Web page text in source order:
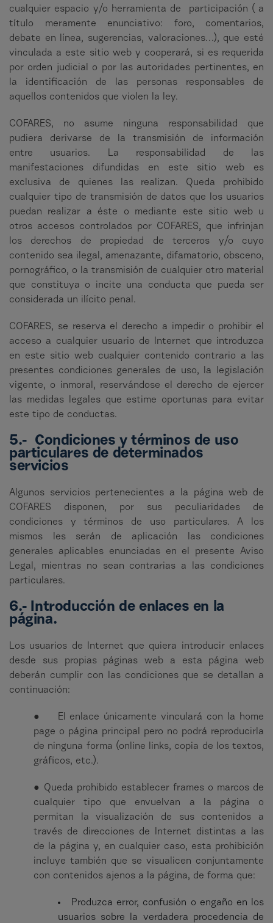
cualquier espacio y/o herramienta de participación ( a
título meramente enunciativo: foro, comentarios,
debate en línea, sugerencias, valoraciones…), que esté
vinculada a este sitio web y cooperará, si es requerida
por orden judicial o por las autoridades pertinentes, en
la identificación de las personas responsables de
aquellos contenidos que violen la ley.
COFARES, no asume ninguna responsabilidad que
pudiera derivarse de la transmisión de información
entre usuarios. La responsabilidad de las
manifestaciones difundidas en este sitio web es
exclusiva de quienes las realizan. Queda prohibido
cualquier tipo de transmisión de datos que los usuarios
puedan realizar a éste o mediante este sitio web u
otros accesos controlados por COFARES, que infrinjan
los derechos de propiedad de terceros y/o cuyo
contenido sea ilegal, amenazante, difamatorio, obsceno,
pornográfico, o la transmisión de cualquier otro material
que constituya o incite una conducta que pueda ser
considerada un ilícito penal.
COFARES, se reserva el derecho a impedir o prohibir el
acceso a cualquier usuario de Internet que introduzca
en este sitio web cualquier contenido contrario a las
presentes condiciones generales de uso, la legislación
vigente, o inmoral, reservándose el derecho de ejercer
las medidas legales que estime oportunas para evitar
este tipo de conductas.
5.- Condiciones y términos de uso
particulares de determinados
servicios
Algunos servicios pertenecientes a la página web de
COFARES disponen, por sus peculiaridades de
condiciones y términos de uso particulares. A los
mismos les serán de aplicación las condiciones
generales aplicables enunciadas en el presente Aviso
Legal, mientras no sean contrarias a las condiciones
particulares.
6.- Introducción de enlaces en la
página.
Los usuarios de Internet que quiera introducir enlaces
desde sus propias páginas web a esta página web
deberán cumplir con las condiciones que se detallan a
continuación:
● El enlace únicamente vinculará con la home
page o página principal pero no podrá reproducirla
de ninguna forma (online links, copia de los textos,
gráficos, etc.).
● Queda prohibido establecer frames o marcos de
cualquier tipo que envuelvan a la página o
permitan la visualización de sus contenidos a
través de direcciones de Internet distintas a las
de la página y, en cualquier caso, esta prohibición
incluye también que se visualicen conjuntamente
con contenidos ajenos a la página, de forma que:
Produzca error, confusión o engaño en los
usuarios sobre la verdadera procedencia de